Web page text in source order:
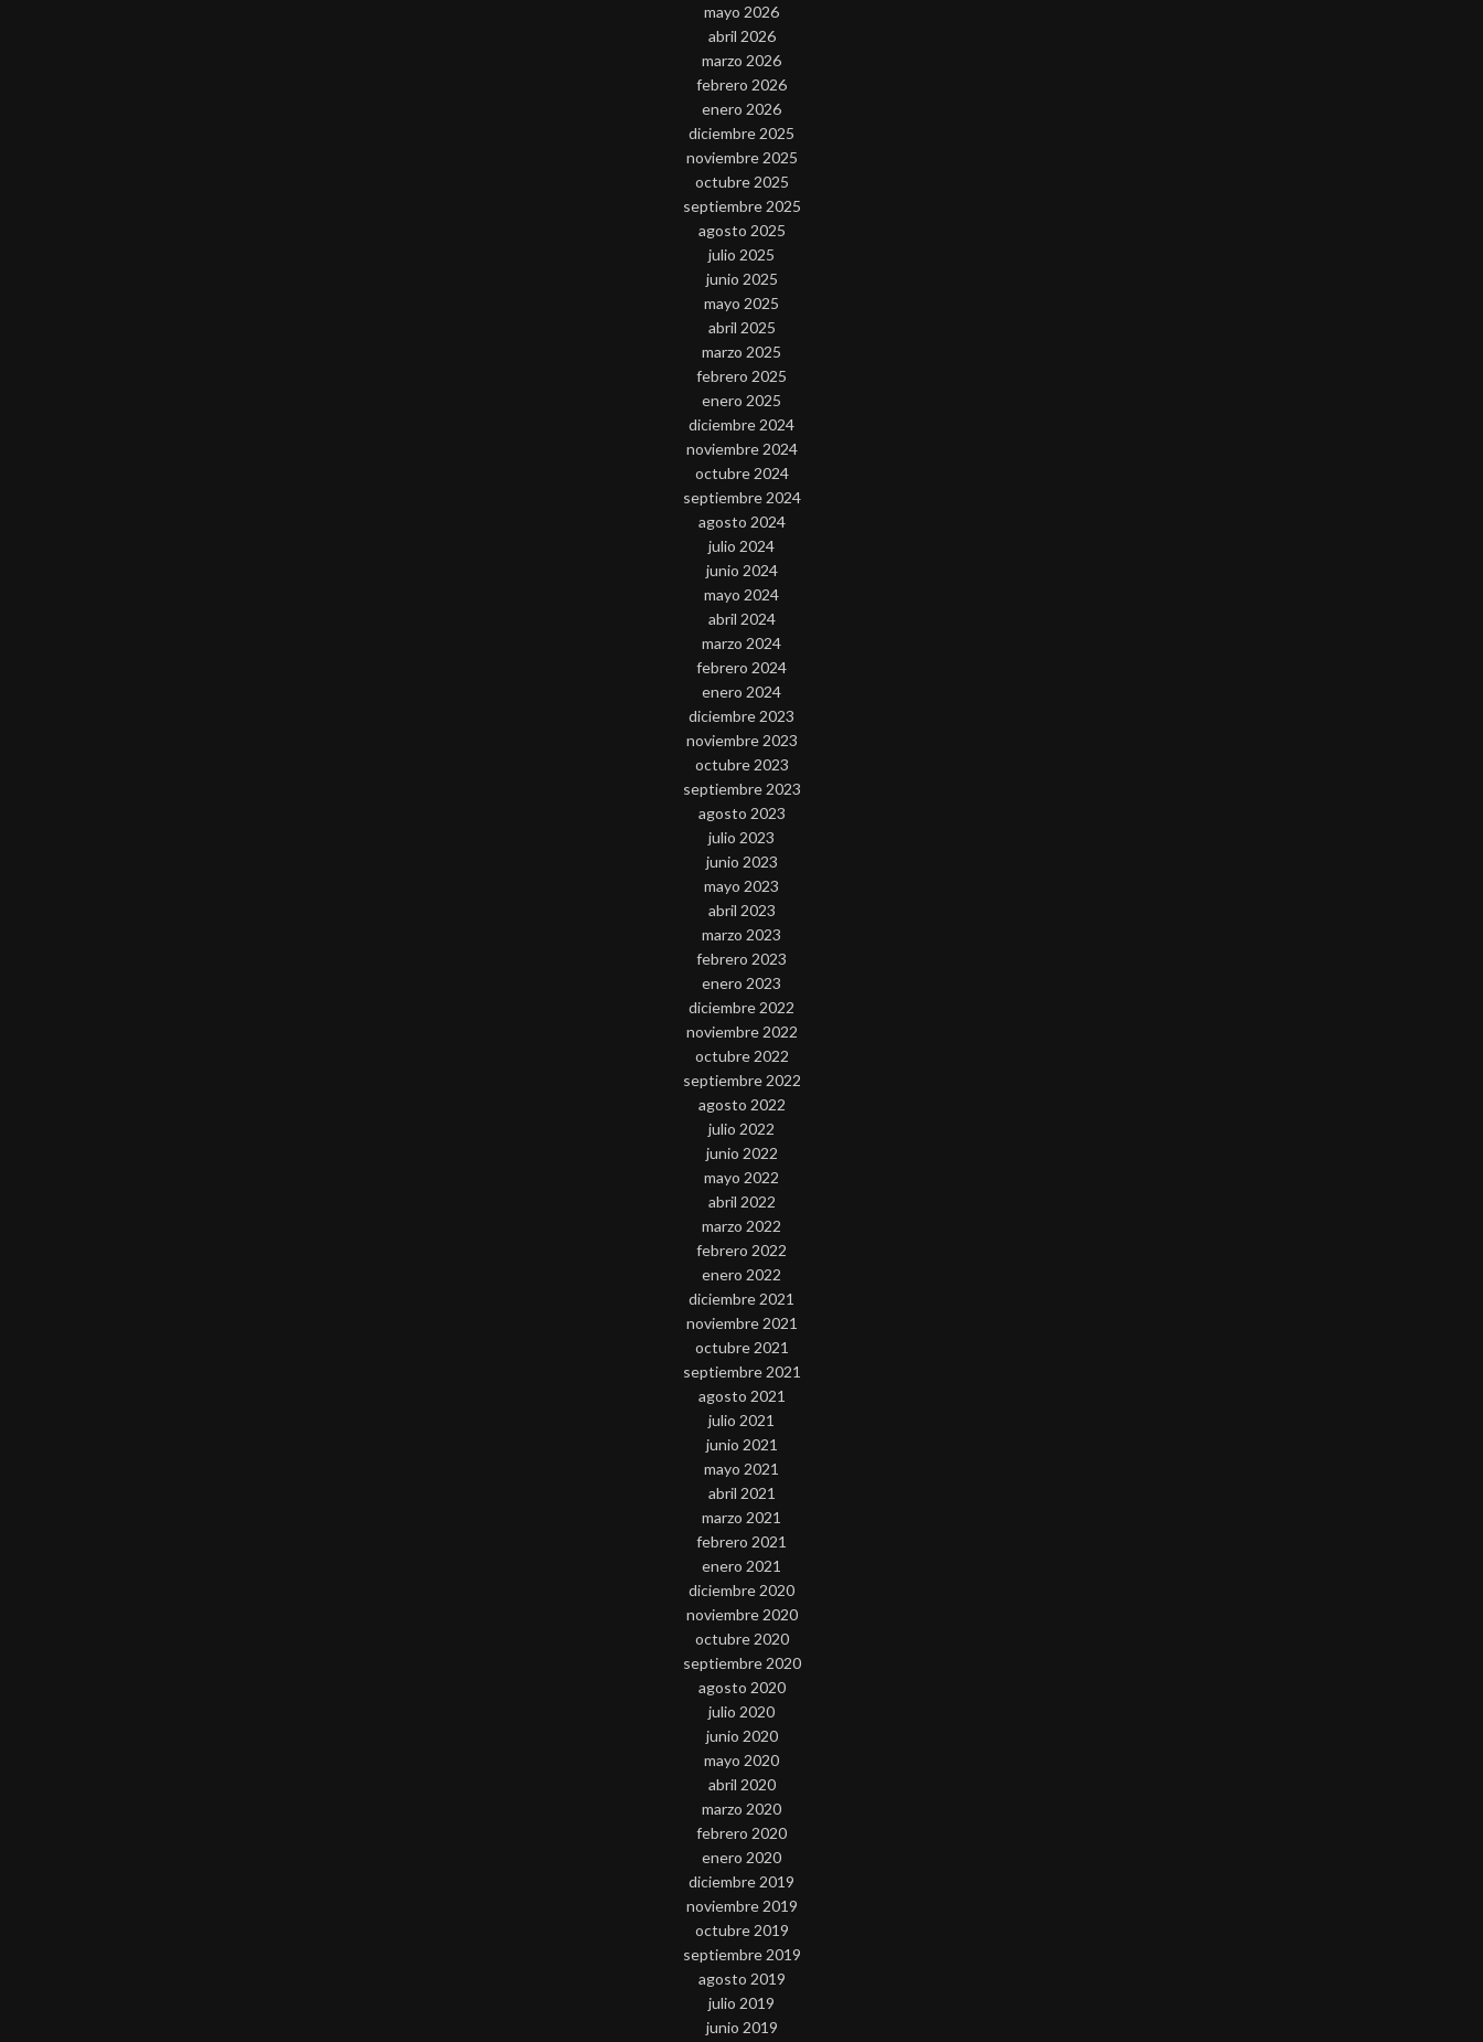
mayo 2026
abril 2026
marzo 2026
febrero 2026
enero 2026
diciembre 2025
noviembre 2025
octubre 2025
septiembre 2025
agosto 2025
julio 2025
junio 2025
mayo 2025
abril 2025
marzo 2025
febrero 2025
enero 2025
diciembre 2024
noviembre 2024
octubre 2024
septiembre 2024
agosto 2024
julio 2024
junio 2024
mayo 2024
abril 2024
marzo 2024
febrero 2024
enero 2024
diciembre 2023
noviembre 2023
octubre 2023
septiembre 2023
agosto 2023
julio 2023
junio 2023
mayo 2023
abril 2023
marzo 2023
febrero 2023
enero 2023
diciembre 2022
noviembre 2022
octubre 2022
septiembre 2022
agosto 2022
julio 2022
junio 2022
mayo 2022
abril 2022
marzo 2022
febrero 2022
enero 2022
diciembre 2021
noviembre 2021
octubre 2021
septiembre 2021
agosto 2021
julio 2021
junio 2021
mayo 2021
abril 2021
marzo 2021
febrero 2021
enero 2021
diciembre 2020
noviembre 2020
octubre 2020
septiembre 2020
agosto 2020
julio 2020
junio 2020
mayo 2020
abril 2020
marzo 2020
febrero 2020
enero 2020
diciembre 2019
noviembre 2019
octubre 2019
septiembre 2019
agosto 2019
julio 2019
junio 2019